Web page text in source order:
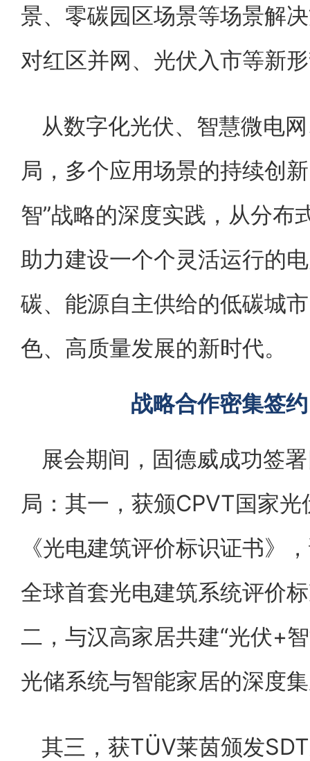
景、零碳园区场景等场景解
对红区并网、光伏入市等新
从数字化光伏、智慧微电
局，多个应用场景的持续创
智”战略的深度实践，从分布
助力建设一个个灵活运行的
碳、能源自主供给的低碳城
色、高质量发展的新时代。
战略合作密集签
展会期间，固德威成功签
局：其一，获颁CPVT国家
《光电建筑评价标识证书》
全球首套光电建筑系统评价
二，与汉高家居共建“光伏+
光储系统与智能家居的深度
其三，获TÜV莱茵颁发